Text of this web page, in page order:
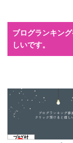
ブログランキン
しいです。